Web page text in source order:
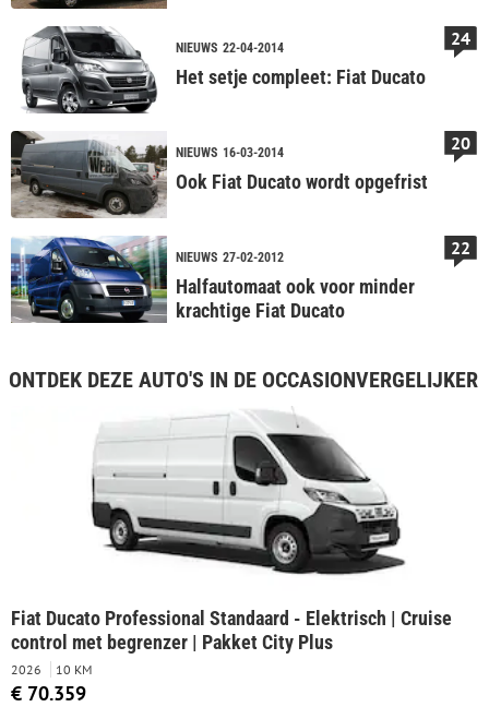
NIEUWS 22-04-2014
Het setje compleet: Fiat Ducato
24
NIEUWS 16-03-2014
Ook Fiat Ducato wordt opgefrist
20
NIEUWS 27-02-2012
Halfautomaat ook voor minder
krachtige Fiat Ducato
22
ONTDEK DEZE AUTO'S IN DE OCCASIONVERGELIJKER
Fiat Ducato Professional Standaard - Elektrisch | Cruise
control met begrenzer | Pakket City Plus
2026 10 KM
€ 70.359